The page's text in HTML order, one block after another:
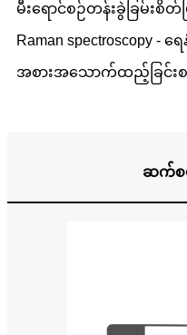
မီးရောင်စဉ်တန်းခွဲခြမ်းစိတ်ဖ
Raman spectroscopy -
အစားအသောက်ထည့်ခြင်းစ
ဆက်စ